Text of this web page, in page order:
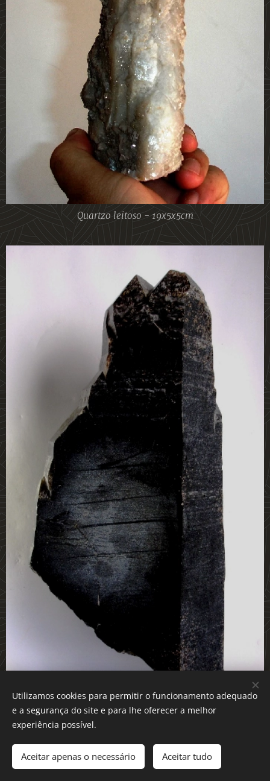
Quartzo leitoso - 19x5x5cm
Quartzo morion - 24x11x7cm
Utilizamos cookies para permitir o funcionamento adequado
e a segurança do site e para lhe oferecer a melhor
experiência possível.
Aceitar apenas o necessário Aceitar tudo